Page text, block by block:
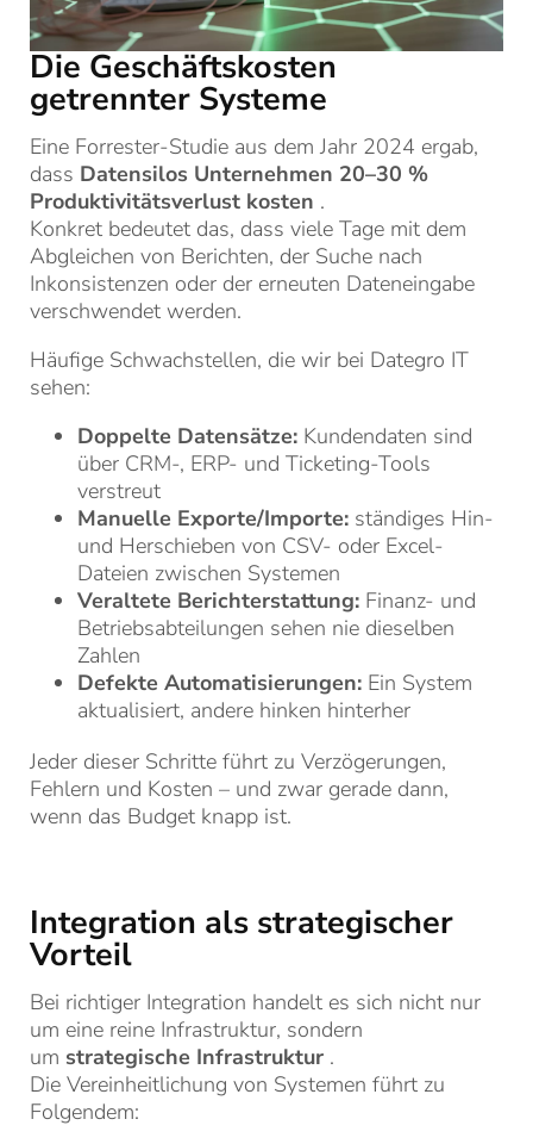
Die Geschäftskosten
getrennter Systeme
Eine Forrester-Studie aus dem Jahr 2024 ergab,
dass Datensilos Unternehmen 20–30 %
Produktivitätsverlust kosten .
Konkret bedeutet das, dass viele Tage mit dem
Abgleichen von Berichten, der Suche nach
Inkonsistenzen oder der erneuten Dateneingabe
verschwendet werden.
Häufige Schwachstellen, die wir bei Dategro IT
sehen:
Doppelte Datensätze: Kundendaten sind
über CRM-, ERP- und Ticketing-Tools
verstreut
Manuelle Exporte/Importe: ständiges Hin-
und Herschieben von CSV- oder Excel-
Dateien zwischen Systemen
Veraltete Berichterstattung: Finanz- und
Betriebsabteilungen sehen nie dieselben
Zahlen
Defekte Automatisierungen: Ein System
aktualisiert, andere hinken hinterher
Jeder dieser Schritte führt zu Verzögerungen,
Fehlern und Kosten – und zwar gerade dann,
wenn das Budget knapp ist.
Integration als strategischer
Vorteil
Bei richtiger Integration handelt es sich nicht nur
um eine reine Infrastruktur, sondern
um strategische Infrastruktur .
Die Vereinheitlichung von Systemen führt zu
Folgendem: